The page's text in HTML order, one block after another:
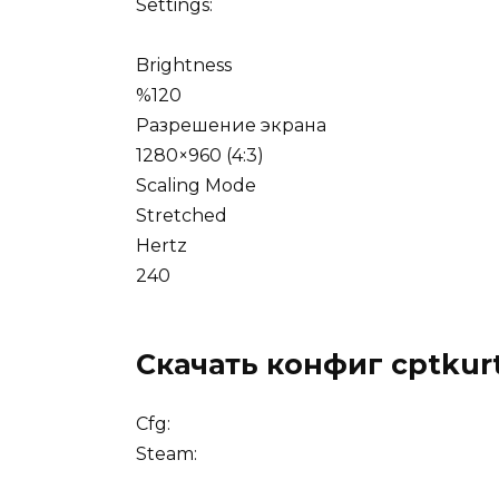
Settings:
Brightness
%120
Разрешение экрана
1280×960 (4:3)
Scaling Mode
Stretched
Hertz
240
Скачать конфиг
Cfg:
Steam: